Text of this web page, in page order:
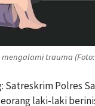
trauma
Satreskrim Polres
laki-laki